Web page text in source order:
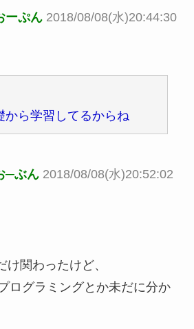
ーぷん 2018/08/08(水)20:44:30
から学習してるからね
─ぶん 2018/08/08(水)20:52:02
関わったけど、
ログラミングとか未だに分か